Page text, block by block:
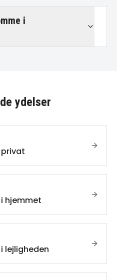
i
ydelser
hjemmet
lejligheden